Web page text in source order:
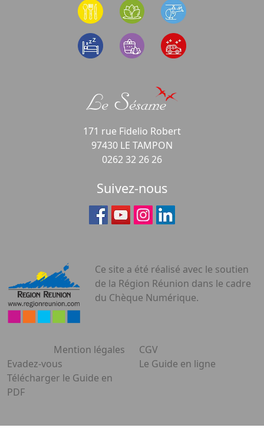
171 rue Fidelio Robert
97430 LE TAMPON
0262 32 26 26
Suivez-nous
Ce site a été réalisé avec le soutien
de la Région Réunion dans le cadre
du Chèque Numérique.
Mention légales
CGV
Evadez-vous
Le Guide en ligne
Télécharger le Guide en
PDF